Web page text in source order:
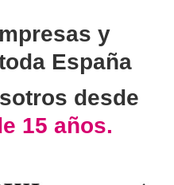
y
España
desde
15 años.